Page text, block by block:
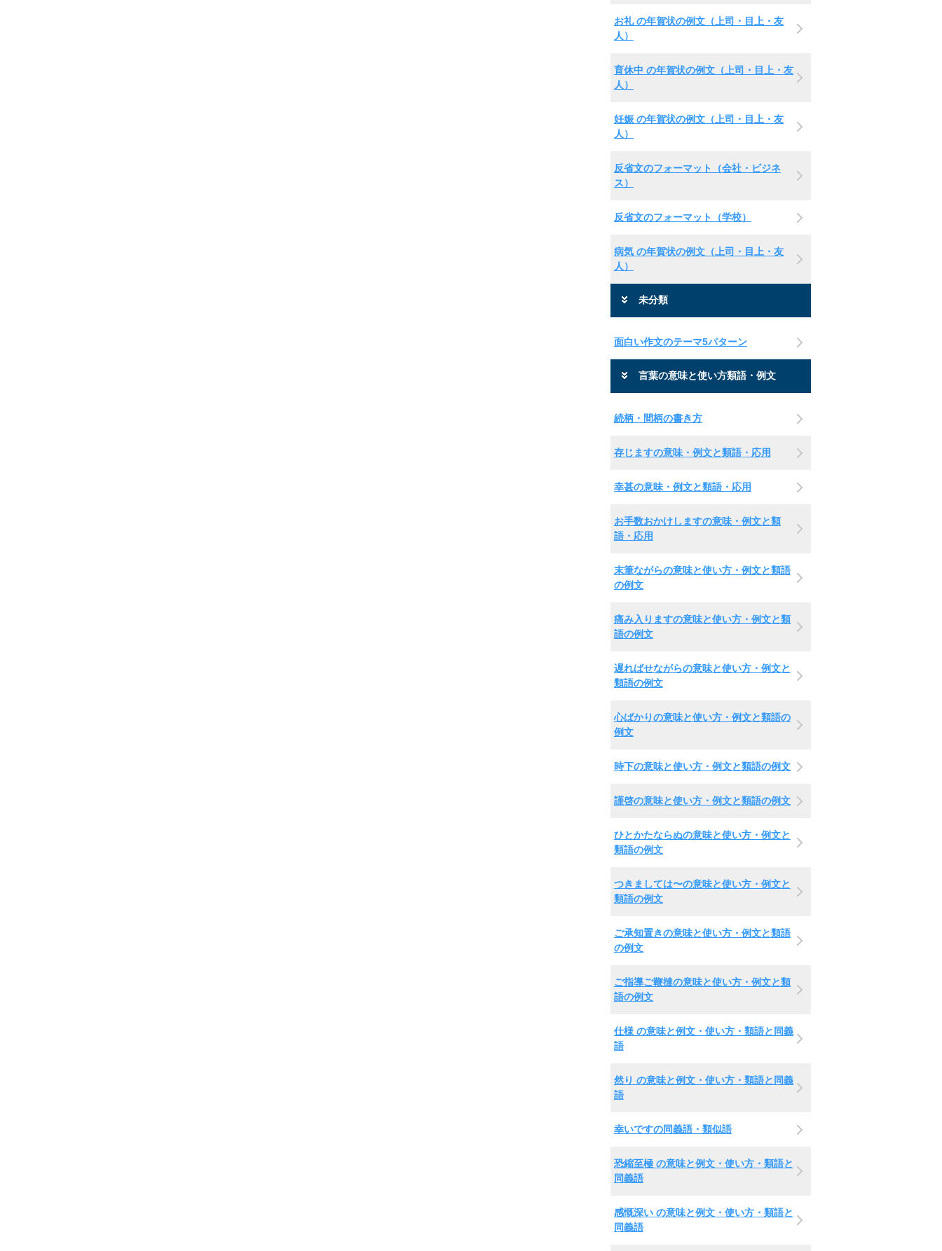
お礼 の年賀状の例文（上司・目上・友
人）
育休中 の年賀状の例文（上司・目上・友
人）
妊娠 の年賀状の例文（上司・目上・友
人）
反省文のフォーマット（会社・ビジネ
ス）
反省文のフォーマット（学校）
病気 の年賀状の例文（上司・目上・友
人）
未分類
面白い作文のテーマ5パターン
言葉の意味と使い方類語・例文
続柄・間柄の書き方
存じますの意味・例文と類語・応用
幸甚の意味・例文と類語・応用
お手数おかけしますの意味・例文と類
語・応用
末筆ながらの意味と使い方・例文と類語
の例文
痛み入りますの意味と使い方・例文と類
語の例文
遅ればせながらの意味と使い方・例文と
類語の例文
心ばかりの意味と使い方・例文と類語の
例文
時下の意味と使い方・例文と類語の例文
謹啓の意味と使い方・例文と類語の例文
ひとかたならぬの意味と使い方・例文と
類語の例文
つきましては〜の意味と使い方・例文と
類語の例文
ご承知置きの意味と使い方・例文と類語
の例文
ご指導ご鞭撻の意味と使い方・例文と類
語の例文
仕様 の意味と例文・使い方・類語と同義
語
然り の意味と例文・使い方・類語と同義
語
幸いですの同義語・類似語
恐縮至極 の意味と例文・使い方・類語と
同義語
感慨深い の意味と例文・使い方・類語と
同義語